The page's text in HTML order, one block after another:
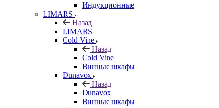
Индукционные
LIMARS
Назад
LIMARS
Cold Vine
Назад
Cold Vine
Винные шкафы
Dunavox
Назад
Dunavox
Винные шкафы